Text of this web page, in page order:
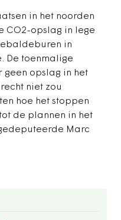
in het noorden
CO2-opslag in lege
in
De toenmalige
geen opslag in het
niet zou
hoe het stoppen
de plannen in het
Marc